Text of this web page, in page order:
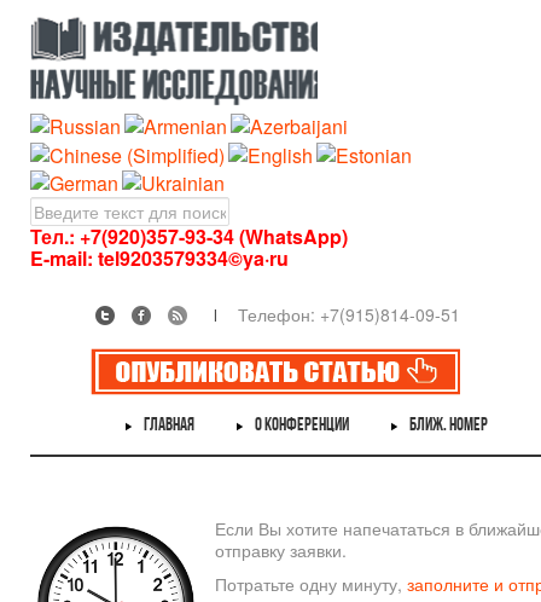
Тел.: +7(920)357-93-34 (WhatsApp)
E-mail: tel9203579334©ya·ru
Телефон: +7(915)814-09-51
ГЛАВНАЯ О КОНФЕРЕНЦИИ БЛИЖ. НОМЕР
Если Вы хотите напечататься в
отправку заявки.
Потратьте одну минуту, заполните и